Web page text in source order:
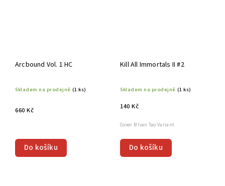
Arcbound Vol. 1 HC
Skladem na prodejně (1 ks)
660 Kč
Do košíku
Kill All Immortals II #2
Skladem na prodejně (1 ks)
140 Kč
Do košíku
Cover B Ivan Tao Variant